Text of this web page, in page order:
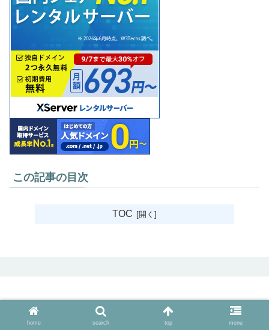
この記事の目次
TOC
home search top menu